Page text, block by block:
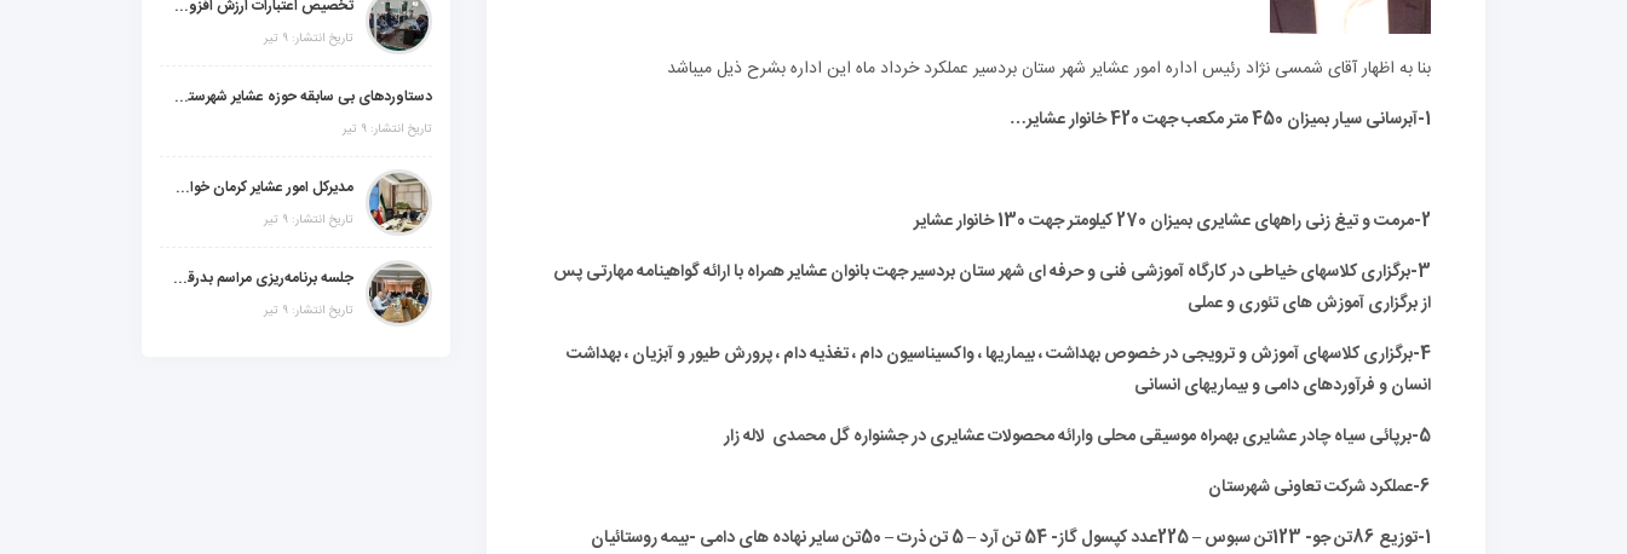
بنا به اظهار آقای شمسی نژاد رئیس اداره امور عشایر شهر ستان بردسیر عملکرد خرداد ماه این اداره بشرح ذیل میباشد
1-آبرسانی سیار بمیزان 450 متر مکعب جهت 420 خانوار عشایر…
2-مرمت و تیغ زنی راههای عشایری بمیزان 270 کیلومتر جهت 130 خانوار عشایر
3-برگزاری کلاسهای خیاطی در کارگاه آموزشی فنی و حرفه ای شهر ستان بردسیر جهت بانوان عشایر همراه با ارائه گواهینامه مهارتی پس
از برگزاری آموزش های تئوری و عملی
4-برگزاری کلاسهای آموزش و ترویجی در خصوص بهداشت ، بیماریها ، واکسیناسیون دام ، تغذیه دام ، پرورش طیور و آبزیان ، بهداشت
انسان و فرآوردهای دامی و بیماریهای انسانی
5-برپائی سیاه چادر عشایری بهمراه موسیقی محلی وارائه محصولات عشایری در جشنواره گل محمدی لاله زار
6-عملکرد شرکت تعاونی شهرستان
1-توزیع 86تن جو- 123تن سبوس
–
–
–
50تن سایر نهاده های دامی -بیمه روستائیان
تخصیص اعتبارات ارزش افزوده، استانی و ملی جهت اجرای پروژه‌های عمرانی در شهرستان گنبکی
تاریخ انتشار: ۹ تیر
دستاوردهای بی سابقه حوزه عشایر شهرستانهای ابر استان کرمان
تاریخ انتشار: ۹ تیر
مدیرکل امور عشایر کرمان خواستار افزایش اعتبارات خشکسالی در سال جدید شد
تاریخ انتشار: ۹ تیر
جلسه برنامه‌ریزی مراسم بدرقه شهید والامقام "رهبرشهید ایران"
تاریخ انتشار: ۹ تیر